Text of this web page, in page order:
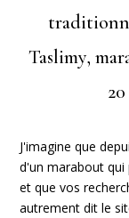
Taslimy,
J'imagine que
d'un marabout qui
et que vos
autrement dit le